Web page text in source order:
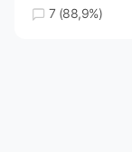
7 (88,9%)